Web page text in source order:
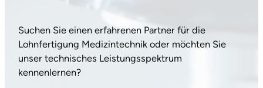
Suchen Sie einen erfahrenen Partner für die
Lohnfertigung Medizintechnik oder möchten Sie
unser technisches Leistungsspektrum
kennenlernen?